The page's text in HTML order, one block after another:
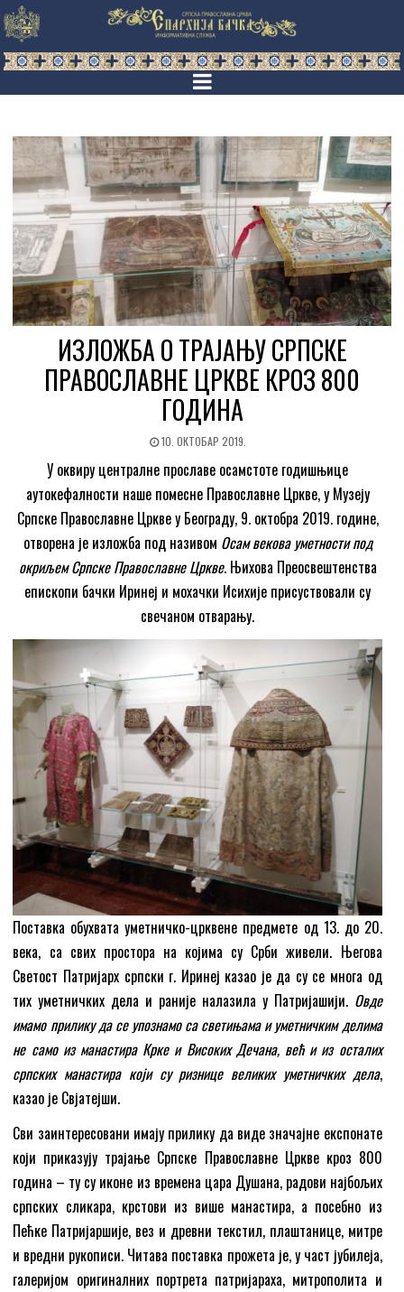
ИЗЛОЖБА О ТРАЈАЊУ СРПСКЕ
ПРАВОСЛАВНЕ ЦРКВЕ КРОЗ 800
ГОДИНА
10. ОКТОБАР 2019.
У оквиру централне прославе осамстоте годишњице
аутокефалности наше помесне Православне Цркве, у Музеју
Српске Православне Цркве у Београду, 9. октобра 2019. године,
отворена је изложба под називом Осам векова уметности под
окриљем Српске Православне Цркве. Њихова Преосвештенства
епископи бачки Иринеј и мохачки Исихије присуствовали су
свечаном отварању.
Поставка обухвата уметничко-црквене предмете од 13. до 20.
века, са свих простора на којима су Срби живели. Његова
Светост Патријарх српски г. Иринеј казао је да су се многа од
тих уметничких дела и раније налазила у Патријашији. Овде
имамо прилику да се упознамо са светињама и уметничким делима
не само из манастира Крке и Високих Дечана, већ и из осталих
српских манастира који су ризнице великих уметничких дела,
казао је Свјатејши.
Сви заинтересовани имају прилику да виде значајне експонате
који приказују трајање Српске Православне Цркве кроз 800
година – ту су иконе из времена цара Душана, радови најбољих
српских сликара, крстови из више манастира, а посебно из
Пећке Патријаршије, вез и древни текстил, плаштанице, митре
и вредни рукописи. Читава поставка прожета је, у част јубилеја,
галеријом оригиналних портрета патријараха, митрополита и